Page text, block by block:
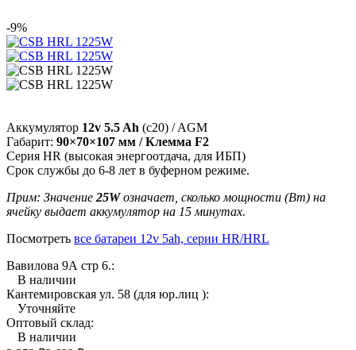
-9%
Аккумулятор 12v 5.5 Ah (c20) / AGM
Габарит: 90×70×107 мм / Клемма F2
Серия HR (высокая энергоотдача, для ИБП)
Срок службы до 6-8 лет в буферном режиме.
Прим: Значение 25Wозначает, сколько мощности (Вт) на
ячейку выдает аккумулятор на 15 минутах.
Посмотреть все батареи 12v 5ah, серии HR/HRL
Вавилова 9А стр 6.:
В наличии
Кантемировская ул. 58 (для юр.лиц ):
Уточняйте
Оптовый склад:
В наличии